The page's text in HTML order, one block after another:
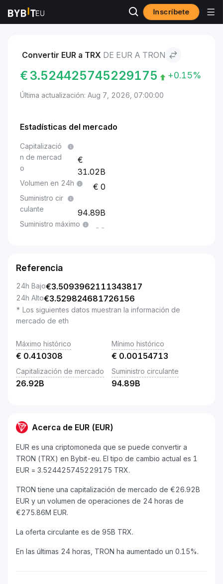
Inscríbete
Mercados EUR to TRON
Convertir EUR a TRX DE EUR A TRON
€ 3.524425745229175 +0.15%
Última actualización: Aug 7, 2026, 07:00:00
Estadísticas del mercado
Capitalizació
n de mercad
o
31.02B
Volumen en 24h 0
Suministro cir
culante
94.89B
Suministro máximo --
Referencia
24h Bajo€3.5093962111343817
24h Alto€3.529824681726156
* Los siguientes datos muestran la información de
mercado de eth
Máximo histórico
€ 0.410308
Mínimo histórico
€ 0.00154713
Capitalización de mercado
26.92B
Suministro circulante
94.89B
Acerca de EUR (EUR)
EUR es una criptomoneda que se puede convertir a
TRON (TRX) en Bybit-eu. El tipo de cambio actual es 1
EUR = 3.524425745229175 TRX.
TRON tiene una capitalización de mercado de €26.92B
EUR y un volumen de operaciones de 24 horas de
€275.86M EUR.
La oferta circulante es de 95B TRX.
En las últimas 24 horas, TRON ha aumentado un 0.15%.